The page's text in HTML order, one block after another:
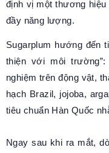
định vị một thương
đầy năng lượng.
Sugarplum hướng đến
thiện với môi
nghiệm trên động vật,
hạch Brazil, jojoba,
tiêu chuẩn Hàn Quốc
Ngay sau khi ra mắt,